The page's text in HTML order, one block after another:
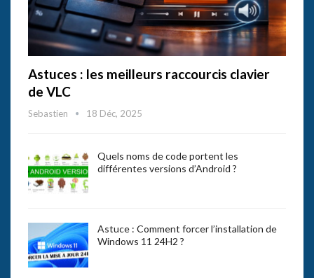
Astuces : les meilleurs raccourcis clavier
de VLC
Sebastien 18 Déc, 2025
Quels noms de code portent les
différentes versions d’Android ?
Astuce : Comment forcer l’installation de
Windows 11 24H2 ?